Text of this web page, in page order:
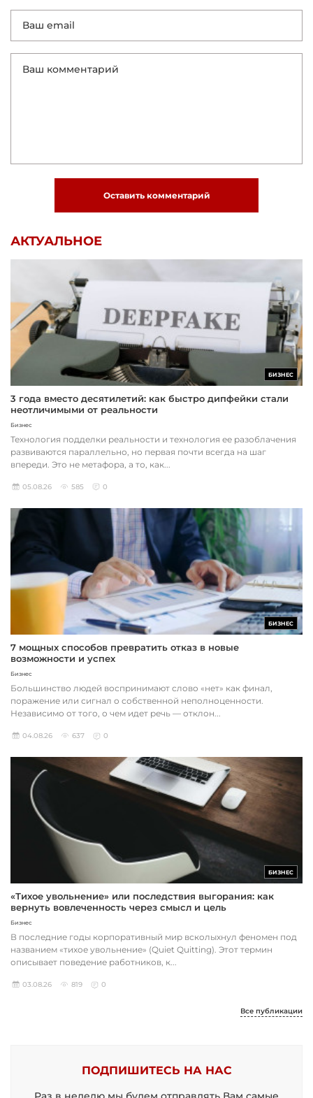
Оставить комментарий
АКТУАЛЬНОЕ
БИЗНЕС
3 года вместо десятилетий: как быстро дипфейки стали
неотличимыми от реальности
Бизнес
Технология подделки реальности и технология ее разоблачения
развиваются параллельно, но первая почти всегда на шаг
впереди. Это не метафора, а то, как...
05.08.26 585 0
БИЗНЕС
7 мощных способов превратить отказ в новые
возможности и успех
Бизнес
Большинство людей воспринимают слово «нет» как финал,
поражение или сигнал о собственной неполноценности.
Независимо от того, о чем идет речь — отклон...
04.08.26 637 0
БИЗНЕС
«Тихое увольнение» или последствия выгорания: как
вернуть вовлеченность через смысл и цель
Бизнес
В последние годы корпоративный мир всколыхнул феномен под
названием «тихое увольнение» (Quiet Quitting). Этот термин
описывает поведение работников, к...
03.08.26 819 0
Все публикации
ПОДПИШИТЕСЬ НА НАС